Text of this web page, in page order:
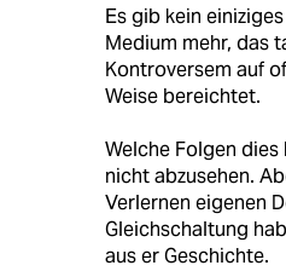
Es gib kein
Medium mehr, das
Kontroversem auf
Weise bereichtet.
Welche Folgen
nicht abzusehen.
Verlernen eigenen
Gleichschaltung
aus er Geschichte.